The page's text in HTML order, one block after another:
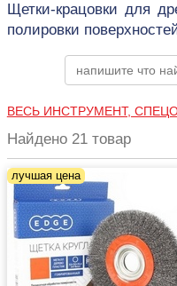
Щетки-крацовки для
полировки
ВЕСЬ ИНСТРУМЕНТ,
Найдено 21 товар